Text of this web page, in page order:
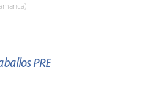
PRE